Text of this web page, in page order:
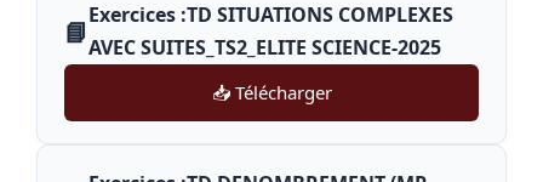
📘
Exercices :TD SITUATIONS COMPLEXES
AVEC SUITES_TS2_ELITE SCIENCE-2025
📥 Télécharger